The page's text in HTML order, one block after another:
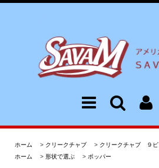
ホーム > クリークチャブ > クリークチャブ ９ピ
ホーム
> 形状で選ぶ > ポッパー